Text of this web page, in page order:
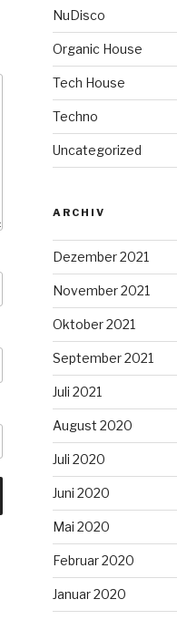
NuDisco
Organic House
Tech House
Techno
Uncategorized
ARCHIV
Dezember 2021
November 2021
Oktober 2021
September 2021
Juli 2021
August 2020
Juli 2020
Juni 2020
Mai 2020
Februar 2020
Januar 2020